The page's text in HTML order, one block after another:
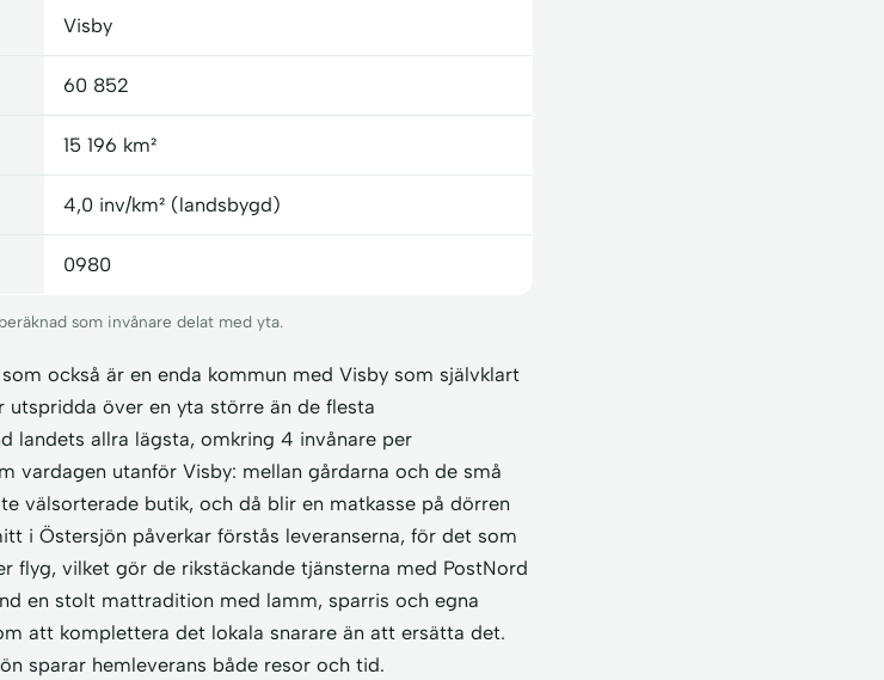
Visby
60 852
15 196 km²
4,0 inv/km² (landsbygd)
0980
som invånare delat med yta.
också är en enda kommun med Visby som självklart
över en yta större än de flesta
landets allra lägsta, omkring 4 invånare per
vardagen utanför Visby: mellan gårdarna och de små
välsorterade butik, och då blir en matkasse på dörren
i Östersjön påverkar förstås leveranserna, för det som
flyg, vilket gör de rikstäckande tjänsterna med PostNord
en stolt mattradition med lamm, sparris och egna
att komplettera det lokala snarare än att ersätta det.
sparar hemleverans både resor och tid.